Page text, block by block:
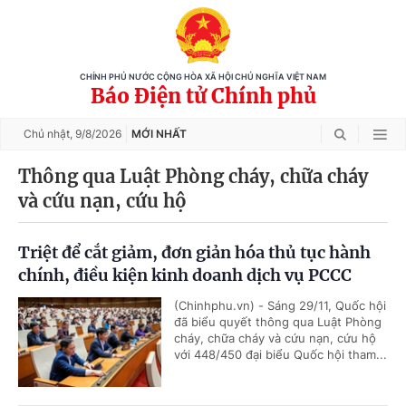
CHÍNH PHỦ NƯỚC CỘNG HÒA XÃ HỘI CHỦ NGHĨA VIỆT NAM
Báo Điện tử Chính phủ
Chủ nhật, 9/8/2026 MỚI NHẤT
Thông qua Luật Phòng cháy, chữa cháy
và cứu nạn, cứu hộ
Triệt để cắt giảm, đơn giản hóa thủ tục hành
chính, điều kiện kinh doanh dịch vụ PCCC
(Chinhphu.vn) - Sáng 29/11, Quốc hội
đã biểu quyết thông qua Luật Phòng
cháy, chữa cháy và cứu nạn, cứu hộ
với 448/450 đại biểu Quốc hội tham...